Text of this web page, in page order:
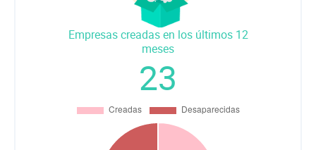
Empresas creadas en los últimos 12
meses
23